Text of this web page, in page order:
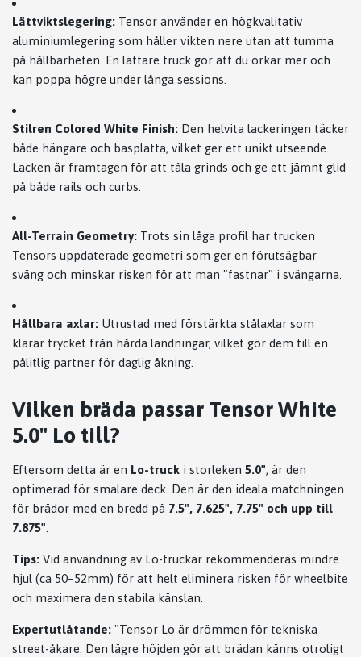
Lättviktslegering: Tensor använder en högkvalitativ
aluminiumlegering som håller vikten nere utan att tumma
på hållbarheten. En lättare truck gör att du orkar mer och
kan poppa högre under långa sessions.
Stilren Colored White Finish: Den helvita lackeringen täcker
både hängare och basplatta, vilket ger ett unikt utseende.
Lacken är framtagen för att tåla grinds och ge ett jämnt glid
på både rails och curbs.
All-Terrain Geometry: Trots sin låga profil har trucken
Tensors uppdaterade geometri som ger en förutsägbar
sväng och minskar risken för att man "fastnar" i svängarna.
Hållbara axlar: Utrustad med förstärkta stålaxlar som
klarar trycket från hårda landningar, vilket gör dem till en
pålitlig partner för daglig åkning.
Vilken bräda passar Tensor White
5.0" Lo till?
Eftersom detta är en Lo-truck i storleken 5.0", är den
optimerad för smalare deck. Den är den ideala matchningen
för brädor med en bredd på 7.5", 7.625", 7.75" och upp till
7.875"
Tips: Vid användning av Lo-truckar rekommenderas mindre
hjul (ca 50–52mm) för att helt eliminera risken för wheelbite
och maximera den stabila känslan.
Expertutlåtande: "Tensor Lo är drömmen för tekniska
street-åkare. Den lägre höjden gör att brädan känns otroligt